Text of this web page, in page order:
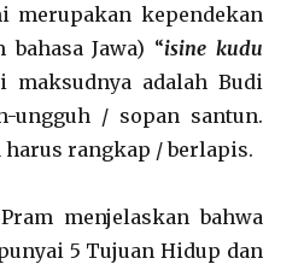
merupakan kependekan
Jawa) “isine kudu
maksudnya adalah Budi
ungguh / sopan santun.
harus rangkap / berlapis.
menjelaskan bahwa
5 Tujuan Hidup dan